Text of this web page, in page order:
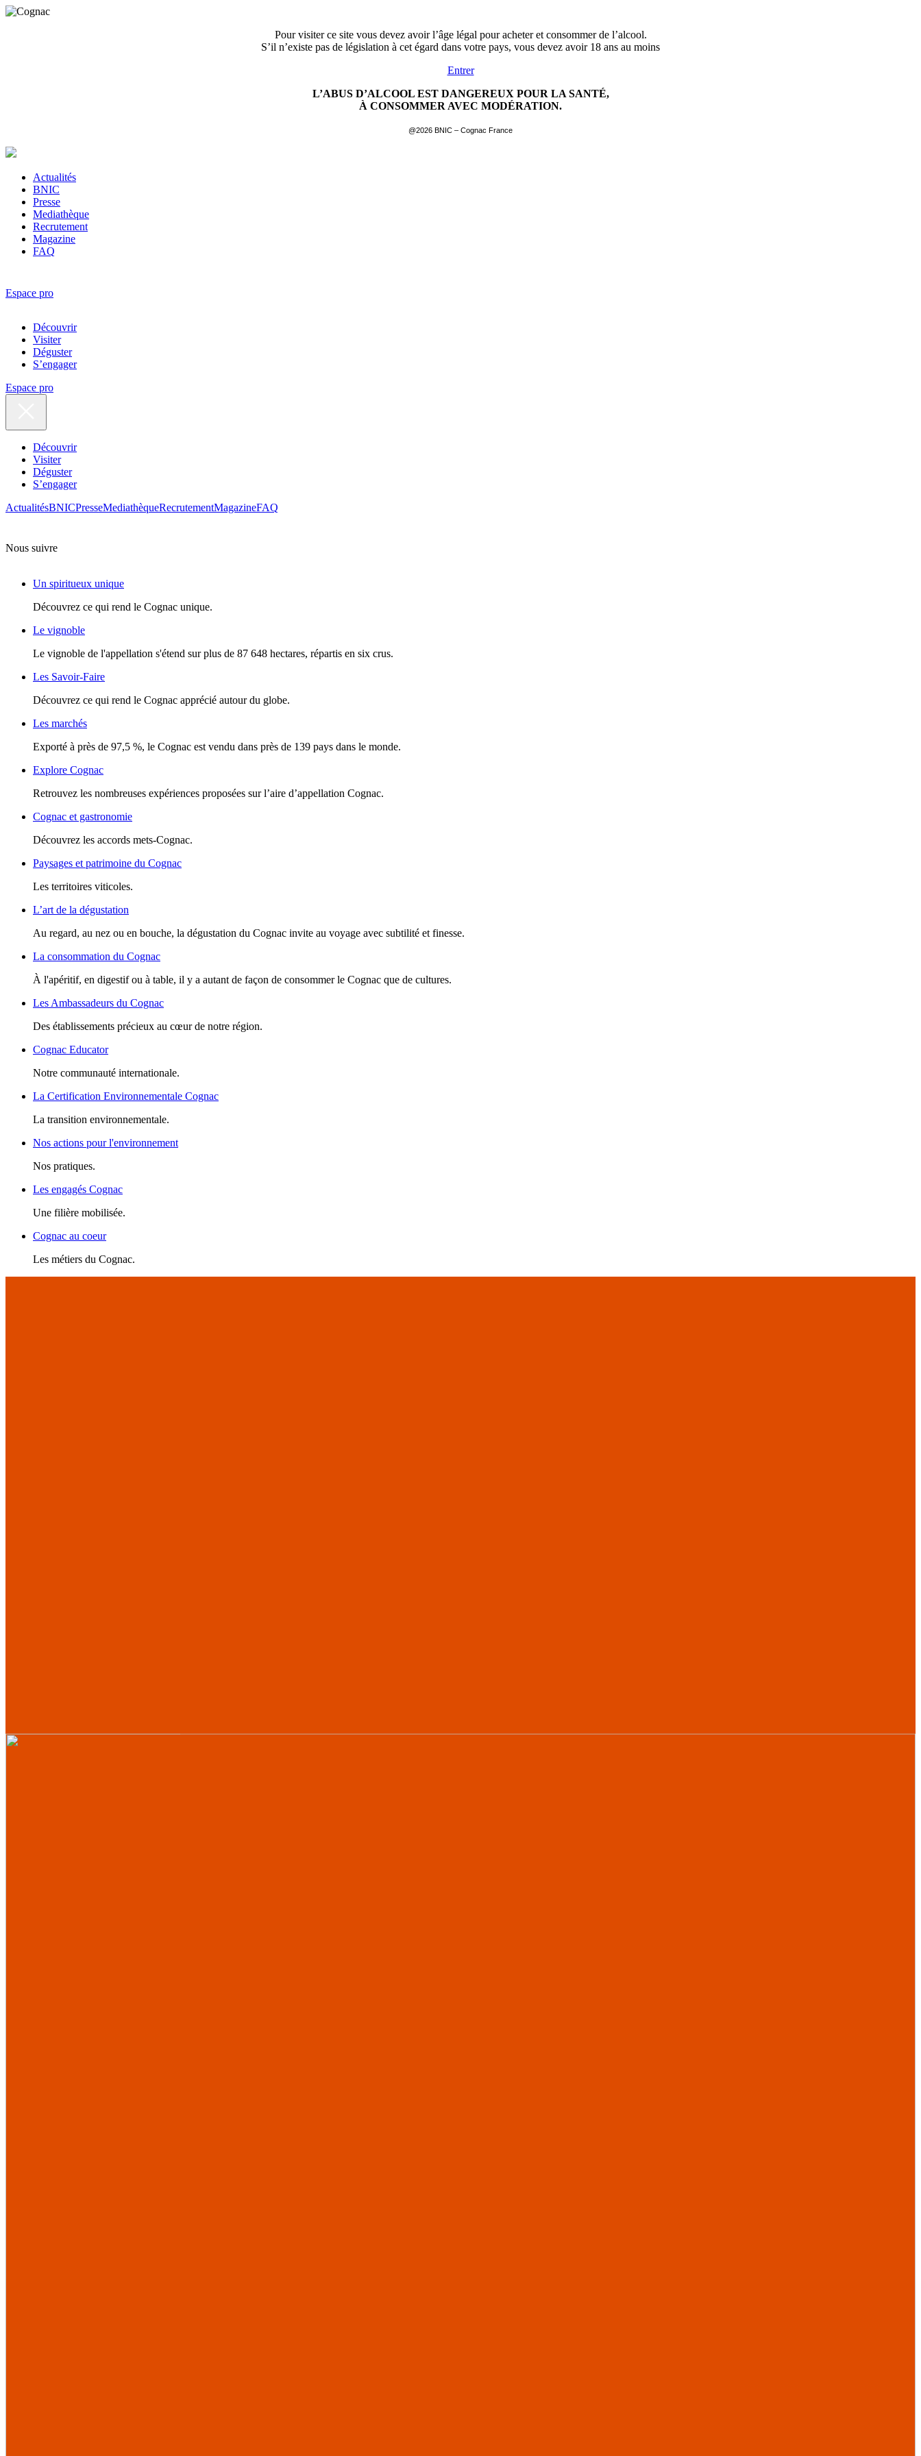
Pour visiter ce site vous devez avoir l’âge légal pour acheter et consommer de l’alcool.
S’il n’existe pas de législation à cet égard dans votre pays, vous devez avoir 18 ans au moins
Entrer
L’ABUS D’ALCOOL EST DANGEREUX POUR LA SANTÉ,
À CONSOMMER AVEC MODÉRATION.
@2026 BNIC – Cognac France
Actualités
BNIC
Presse
Mediathèque
Recrutement
Magazine
FAQ
Espace pro
Découvrir
Visiter
Déguster
S’engager
Espace pro
Découvrir
Visiter
Déguster
S’engager
ActualitésBNICPresseMediathèqueRecrutementMagazineFAQ
Nous suivre
Un spiritueux unique
Découvrez ce qui rend le Cognac unique.
Le vignoble
Le vignoble de l'appellation s'étend sur plus de 87 648 hectares, répartis en six crus.
Les Savoir-Faire
Découvrez ce qui rend le Cognac apprécié autour du globe.
Les marchés
Exporté à près de 97,5 %, le Cognac est vendu dans près de 139 pays dans le monde.
Explore Cognac
Retrouvez les nombreuses expériences proposées sur l’aire d’appellation Cognac.
Cognac et gastronomie
Découvrez les accords mets-Cognac.
Paysages et patrimoine du Cognac
Les territoires viticoles.
L’art de la dégustation
Au regard, au nez ou en bouche, la dégustation du Cognac invite au voyage avec subtilité et finesse.
La consommation du Cognac
À l'apéritif, en digestif ou à table, il y a autant de façon de consommer le Cognac que de cultures.
Les Ambassadeurs du Cognac
Des établissements précieux au cœur de notre région.
Cognac Educator
Notre communauté internationale.
La Certification Environnementale Cognac
La transition environnementale.
Nos actions pour l'environnement
Nos pratiques.
Les engagés Cognac
Une filière mobilisée.
Cognac au coeur
Les métiers du Cognac.